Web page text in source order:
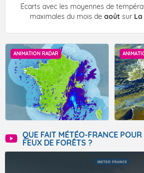
Écarts avec les moyennes de
maximales du mois de août sur
ANIMATION RADAR
QUE FAIT MÉTÉO-FRANCE
FEUX DE FORÊTS ?